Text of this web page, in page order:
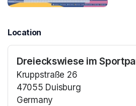
Location
Dreieckswiese im
Kruppstraße 26
47055 Duisburg
Germany